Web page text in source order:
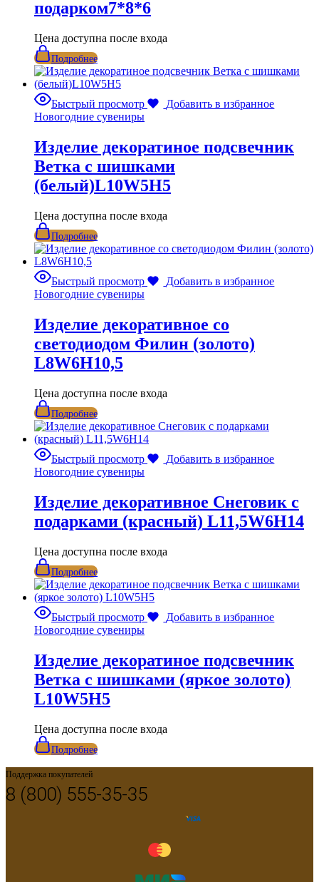
подарком7*8*6
Цена доступна после входа
Подробнее
Быстрый просмотр
Добавить в избранное
Новогодние сувениры
Изделие декоратиное подсвечник
Ветка с шишками
(белый)L10W5H5
Цена доступна после входа
Подробнее
Быстрый просмотр
Добавить в избранное
Новогодние сувениры
Изделие декоративное со
светодиодом Филин (золото)
L8W6H10,5
Цена доступна после входа
Подробнее
Быстрый просмотр
Добавить в избранное
Новогодние сувениры
Изделие декоративное Снеговик с
подарками (красный) L11,5W6H14
Цена доступна после входа
Подробнее
Быстрый просмотр
Добавить в избранное
Новогодние сувениры
Изделие декоратиное подсвечник
Ветка с шишками (яркое золото)
L10W5H5
Цена доступна после входа
Подробнее
Поддержка покупателей
8 (800) 555-35-35